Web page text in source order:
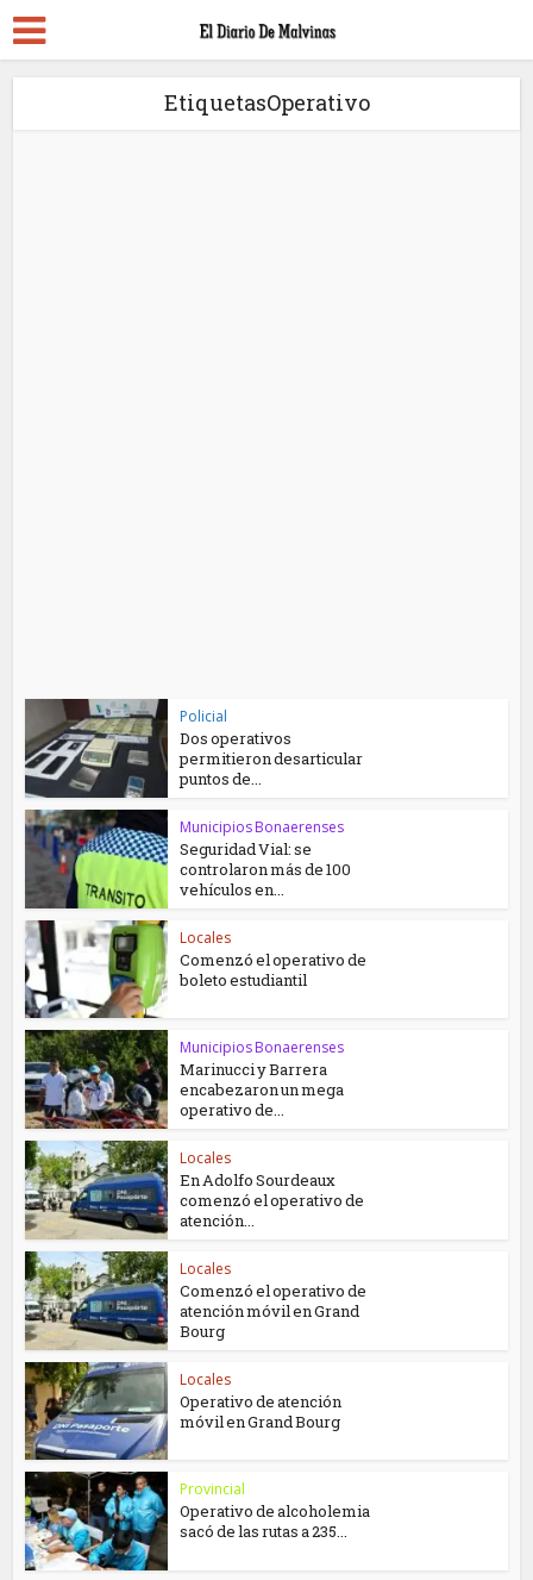
EtiquetasOperativo
Policial
Dos operativos
permitieron desarticular
puntos de...
Municipios Bonaerenses
Seguridad Vial: se
controlaron más de 100
vehículos en...
Locales
Comenzó el operativo de
boleto estudiantil
Municipios Bonaerenses
Marinucci y Barrera
encabezaron un mega
operativo de...
Locales
En Adolfo Sourdeaux
comenzó el operativo de
atención...
Locales
Comenzó el operativo de
atención móvil en Grand
Bourg
Locales
Operativo de atención
móvil en Grand Bourg
Provincial
Operativo de alcoholemia
sacó de las rutas a 235...